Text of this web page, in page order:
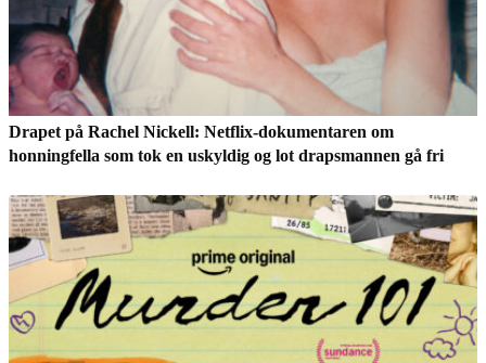
Drapet på Rachel Nickell: Netflix-dokumentaren om
honningfella som tok en uskyldig og lot drapsmannen gå fri